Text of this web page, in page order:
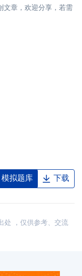
章，欢迎分享，若需
模拟题库 下载
处 ，仅供参考、交流